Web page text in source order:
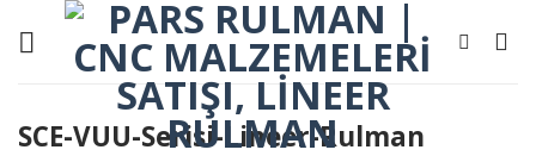
SCE-VUU-Serisi-Lineer-Rulman